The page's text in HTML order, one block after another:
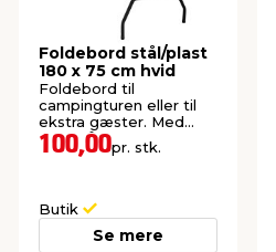
Foldebord stål/plast
180 x 75 cm hvid
Foldebord til
campingturen eller til
ekstra gæster. Med
bærehåndtag.
100,00pr. stk.
Butik
Se mere